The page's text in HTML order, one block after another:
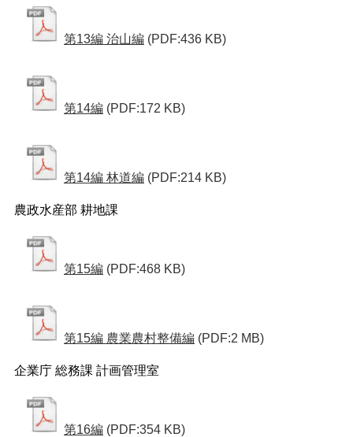
第13編 治山編 (PDF:436 KB)
第14編 (PDF:172 KB)
第14編 林道編 (PDF:214 KB)
農政水産部 耕地課
第15編 (PDF:468 KB)
第15編 農業農村整備編 (PDF:2 MB)
企業庁 総務課 計画管理室
第16編 (PDF:354 KB)